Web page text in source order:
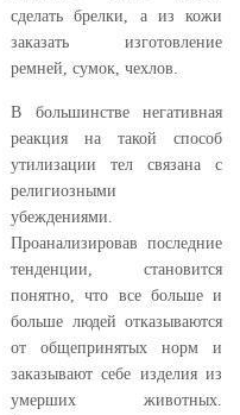
сделать брелки, а из кожи
заказать изготовление
ремней, сумок, чехлов.
В большинстве негативная
реакция на такой способ
утилизации тел связана с
религиозными
убеждениями.
Проанализировав последние
тенденции, становится
понятно, что все больше и
больше людей отказываются
от общепринятых норм и
заказывают себе изделия из
умерших животных.